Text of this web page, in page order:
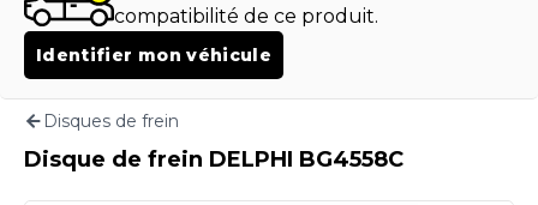
compatibilité de ce produit.
Identifier mon véhicule
Disques de frein
Disque de frein DELPHI BG4558C